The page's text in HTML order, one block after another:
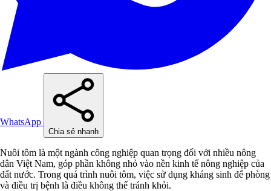
WhatsApp
Chia sẻ nhanh
Nuôi tôm là một ngành công nghiệp quan trọng đối với nhiều nông
dân Việt Nam, góp phần không nhỏ vào nền kinh tế nông nghiệp của
đất nước. Trong quá trình nuôi tôm, việc sử dụng kháng sinh để phòng
và điều trị bệnh là điều không thể tránh khỏi.